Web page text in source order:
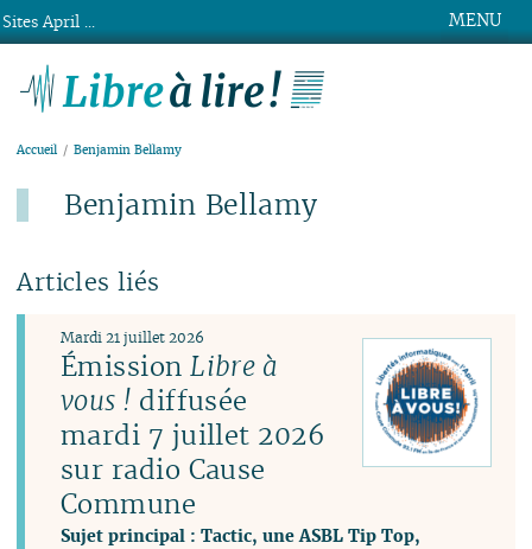
MENU
Accueil Benjamin Bellamy
Benjamin Bellamy
Articles liés
ÉmissionLibre à
vous ! diffusée
mardi 7 juillet 2026
sur radio Cause
Commune
Sujet principal : Tactic, une ASBL Tip Top,
Mardi 21 juillet 2026
Sites April ...